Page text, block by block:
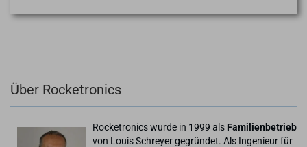
Über Rocketronics
Rocketronics wurde in 1999 als Familienbetrieb
von Louis Schreyer gegründet. Als Ingenieur für